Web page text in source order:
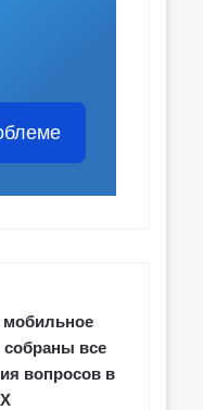
мобильное
все
вопросов в